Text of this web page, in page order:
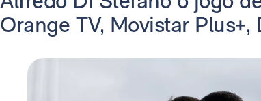
Orange TV, Movistar